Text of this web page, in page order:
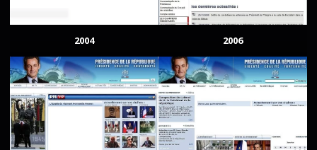
2004 2006